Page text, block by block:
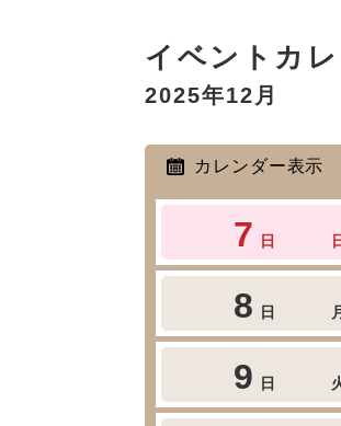
文
イベントカ
2025年12月
カレンダー表示
7 日
8 日
9 日